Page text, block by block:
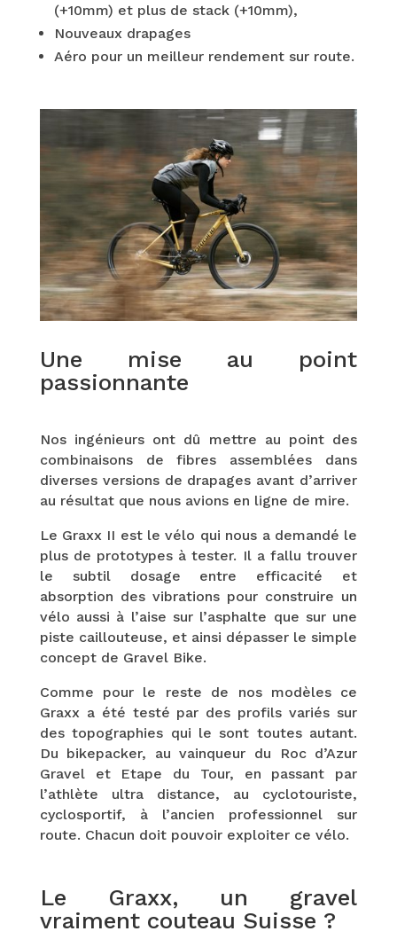
(+10mm) et plus de stack (+10mm),
Nouveaux drapages
Aéro pour un meilleur rendement sur route.
Une mise au point
passionnante
Nos ingénieurs ont dû mettre au point des
combinaisons de fibres assemblées dans
diverses versions de drapages avant d’arriver
au résultat que nous avions en ligne de mire.
Le Graxx II est le vélo qui nous a demandé le
plus de prototypes à tester. Il a fallu trouver
le subtil dosage entre efficacité et
absorption des vibrations pour construire un
vélo aussi à l’aise sur l’asphalte que sur une
piste caillouteuse, et ainsi dépasser le simple
concept de Gravel Bike.
Comme pour le reste de nos modèles ce
Graxx a été testé par des profils variés sur
des topographies qui le sont toutes autant.
Du bikepacker, au vainqueur du Roc d’Azur
Gravel et Etape du Tour, en passant par
l’athlète ultra distance, au cyclotouriste,
cyclosportif, à l’ancien professionnel sur
route. Chacun doit pouvoir exploiter ce vélo.
Le Graxx, un gravel
vraiment couteau Suisse ?